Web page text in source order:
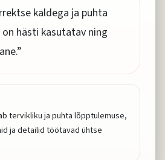
kaldega ja puhta
hästi kasutatav ning
”
tervikliku ja puhta lõpptulemuse,
ja detailid töötavad ühtse